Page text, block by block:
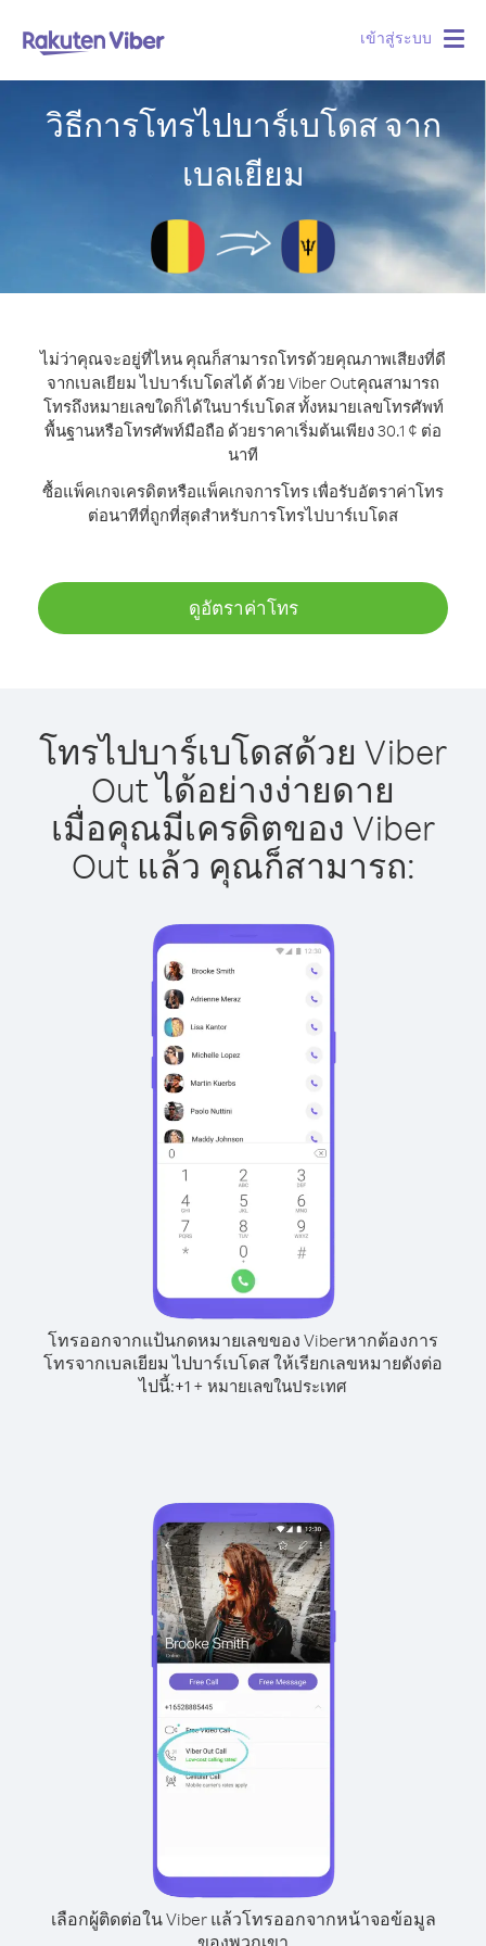
เข้าสู่ระบบ
วิธีการโทรไปบาร์เบโดส จาก
เบลเยียม
ไม่ว่าคุณจะอยู่ที่ไหน คุณก็สามารถโทรด้วยคุณภาพเสียงที่ดี
จากเบลเยียม ไปบาร์เบโดสได้ ด้วย Viber Outคุณสามารถ
โทรถึงหมายเลขใดก็ได้ในบาร์เบโดส ทั้งหมายเลขโทรศัพท์
พื้นฐานหรือโทรศัพท์มือถือ ด้วยราคาเริ่มต้นเพียง 30.1 ¢ ต่อ
นาที
ซื้อแพ็คเกจเครดิตหรือแพ็คเกจการโทร เพื่อรับอัตราค่าโทร
ต่อนาทีที่ถูกที่สุดสำหรับการโทรไปบาร์เบโดส
ดูอัตราค่าโทร
โทรไปบาร์เบโดสด้วย Viber
Out ได้อย่างง่ายดาย
เมื่อคุณมีเครดิตของ Viber
Out แล้ว คุณก็สามารถ:
โทรออกจากแป้นกดหมายเลขของ Viberหากต้องการ
โทรจากเบลเยียม ไปบาร์เบโดส ให้เรียกเลขหมายดังต่อ
ไปนี้:+1 + หมายเลขในประเทศ
เลือกผู้ติดต่อใน Viber แล้วโทรออกจากหน้าจอข้อมูล
ของพวกเขา